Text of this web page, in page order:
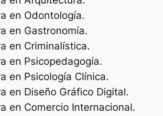
en Odontología.
en Gastronomía.
en Criminalística.
en Psicopedagogía.
en Psicología Clínica.
en Diseño Gráfico Digital.
en Comercio Internacional.